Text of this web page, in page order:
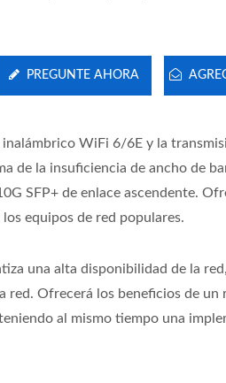
PREGUNTE AHORA
WiFi 6/6E y la
de la insuficiencia de ancho de
SFP+ de enlace ascendente.
equipos de red populares.
una alta disponibilidad de la
red. Ofrecerá los beneficios de un
al mismo tiempo una
GbE
Switch PoE